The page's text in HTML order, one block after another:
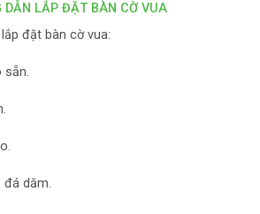
DẪN LẮP ĐẶT BÀN CỜ VUA
đặt bàn cờ vua:
sẵn.
đá dăm.